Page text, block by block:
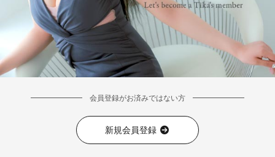
会員登録がお済みではない方
新規会員登録